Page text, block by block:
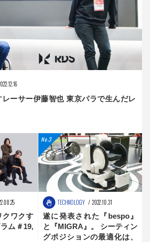
ーサー伊藤智也 東京パラで生んだレ
ワクす
ム＃19,
TECHNOLOGY 2022.10.31
遂に発表された『bespo』
と『MIGRA』。 シーティン
グポジションの最適化は、